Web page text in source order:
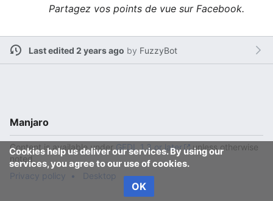
Partagez vos points de vue sur Facebook.
Last edited 2 years ago by FuzzyBot
Cookies help us deliver our services. By using our
services, you agree to our use of cookies.
OK
Manjaro
Content is available under GFDL 1.3 or later
unless otherwise
noted.
Privacy policy
Desktop